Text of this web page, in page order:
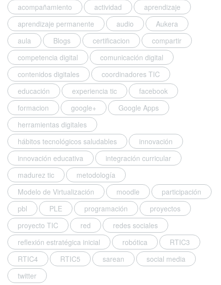
acompañamiento actividad
aprendizaje
aprendizaje permanente
audio
Aukera
aula
Blogs certificacion
compartir
competencia digital
comunicación digital
contenidos digitales
coordinadores TIC
educación
experiencia tic
facebook
formacion
google+
Google Apps
herramientas digitales
hábitos tecnológicos saludables
innovación
innovación educativa
integración curricular
madurez tic
metodología
Modelo de Virtualización
moodle
participación
pbl
PLE programación
proyectos
proyecto TIC
red
redes sociales
reflexión estratégica inicial
robótica
RTIC3
RTIC4
RTIC5 sarean
social media
twitter